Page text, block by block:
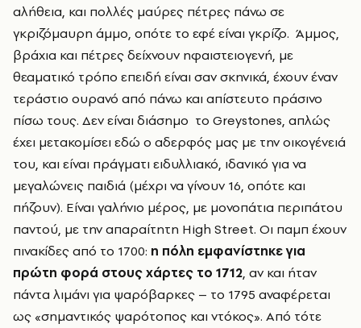
αλήθεια, και πολλές μαύρες πέτρες πάνω σε
γκριζόμαυρη άμμο, οπότε το εφέ είναι γκρίζο. Άμμος,
βράχια και πέτρες δείχνουν ηφαιστειογενή, με
θεαματικό τρόπο επειδή είναι σαν σκηνικά, έχουν έναν
τεράστιο ουρανό από πάνω και απίστευτο πράσινο
πίσω τους. Δεν είναι διάσημο το Greystones, απλώς
έχει μετακομίσει εδώ ο αδερφός μας με την οικογένειά
του, και είναι πράγματι ειδυλλιακό, ιδανικό για να
μεγαλώνεις παιδιά (μέχρι να γίνουν 16, οπότε και
πήζουν). Είναι γαλήνιο μέρος, με μονοπάτια περιπάτου
παντού, με την απαραίτητη High Street. Οι παμπ έχουν
πινακίδες από το 1700: η πόλη εμφανίστηκε για
πρώτη φορά στους χάρτες το 1712, αν και ήταν
πάντα λιμάνι για ψαρόβαρκες – το 1795 αναφέρεται
ως «σημαντικός ψαρότοπος και ντόκος». Από τότε